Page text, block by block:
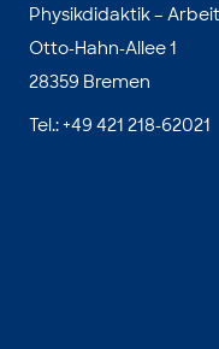
Physikdidaktik –
Otto-Hahn-Allee 1
28359 Bremen
Tel.: +49 421 218-62021